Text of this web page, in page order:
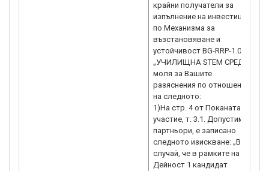
крайни получатели за
изпълнение на инвестиции
по Механизма за
възстановяване и
устойчивост BG-RRP-1.015
„УЧИЛИЩНА STEM СРЕДА“
моля за Вашите
разяснения по отношение
на следното:
1)На стр. 4 от Поканата за
участие, т. 3.1. Допустими
партньори, е записано
следното изискване: „В
случай, че в рамките на
Дейност 1 кандидат